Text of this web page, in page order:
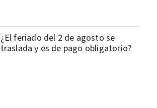
¿El feriado del 2 de agosto se
traslada y es de pago obligatorio?